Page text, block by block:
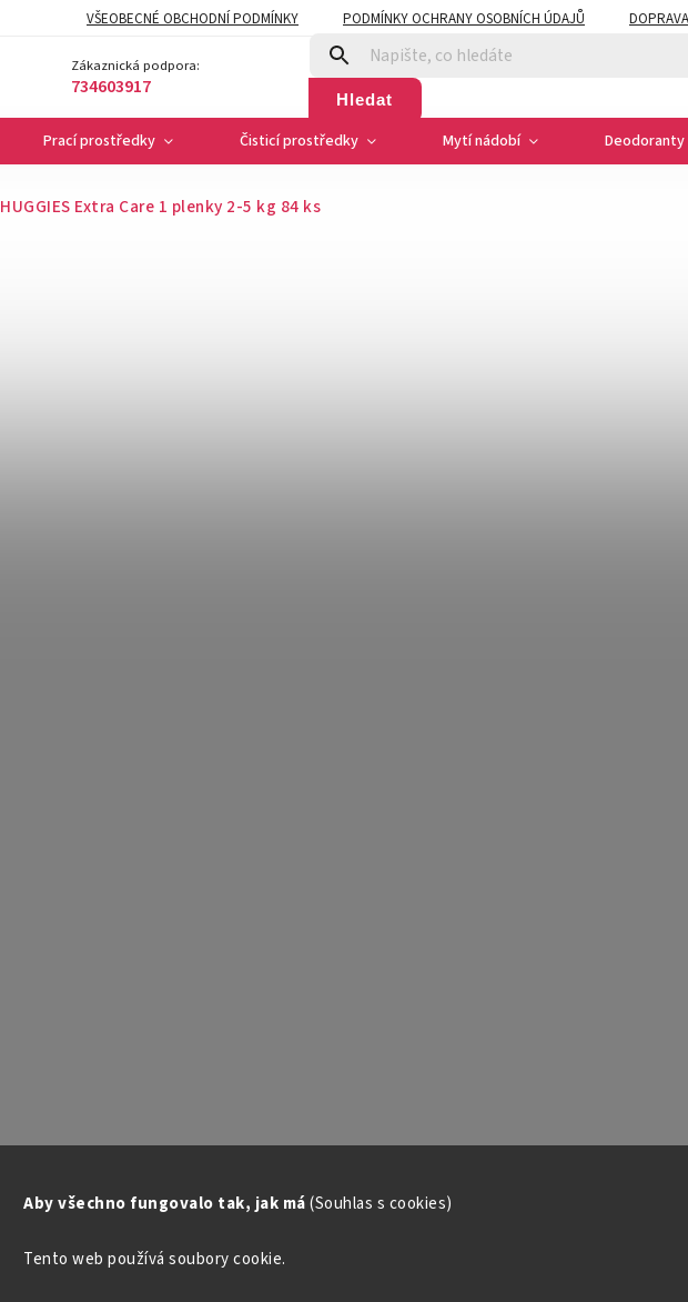
Aby všechno fungovalo tak, jak má(Souhlas s cookies)
Tento web používá soubory cookie.
VŠEOBECNÉ OBCHODNÍ PODMÍNKY PODMÍNKY OCHRANY OSOBNÍCH ÚDAJŮ
Zákaznická podpora:
734603917 Hledat
Prací prostředky Čisticí prostředky Mytí nádobí
HUGGIES Extra Care 1 plenky 2‑5 kg 84 ks